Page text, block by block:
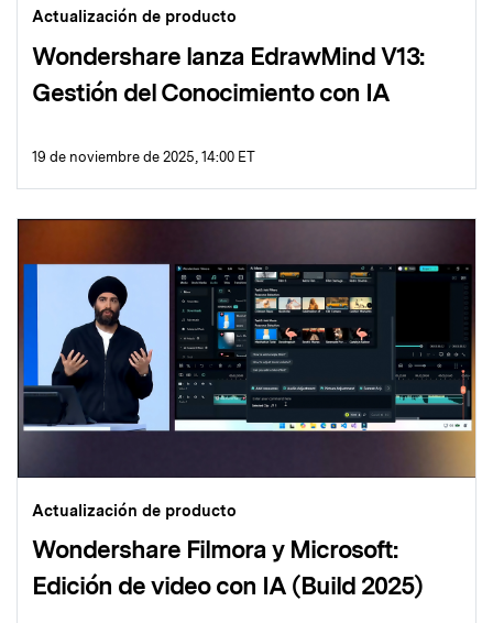
Actualización de producto
Wondershare lanza EdrawMind V13:
Gestión del Conocimiento con IA
19 de noviembre de 2025, 14:00 ET
Actualización de producto
Wondershare Filmora y Microsoft:
Edición de video con IA (Build 2025)